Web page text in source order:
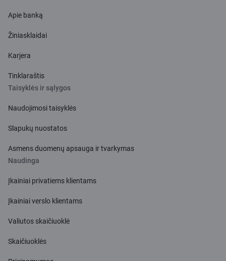
Apie banką
Žiniasklaidai
Karjera
Tinklaraštis
Taisyklės ir sąlygos
Naudojimosi taisyklės
Slapukų nuostatos
Asmens duomenų apsauga ir tvarkymas
Naudinga
Įkainiai privatiems klientams
Įkainiai verslo klientams
Valiutos skaičiuoklė
Skaičiuoklės